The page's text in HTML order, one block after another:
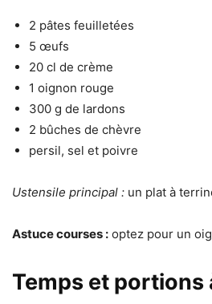
2 pâtes feuilletées
5 œufs
20 cl de crème
1 oignon rouge
300 g de lardons
2 bûches de chèvre
persil, sel et poivre
Ustensile principal : un plat à
Astuce courses : optez pour un
Temps et portions